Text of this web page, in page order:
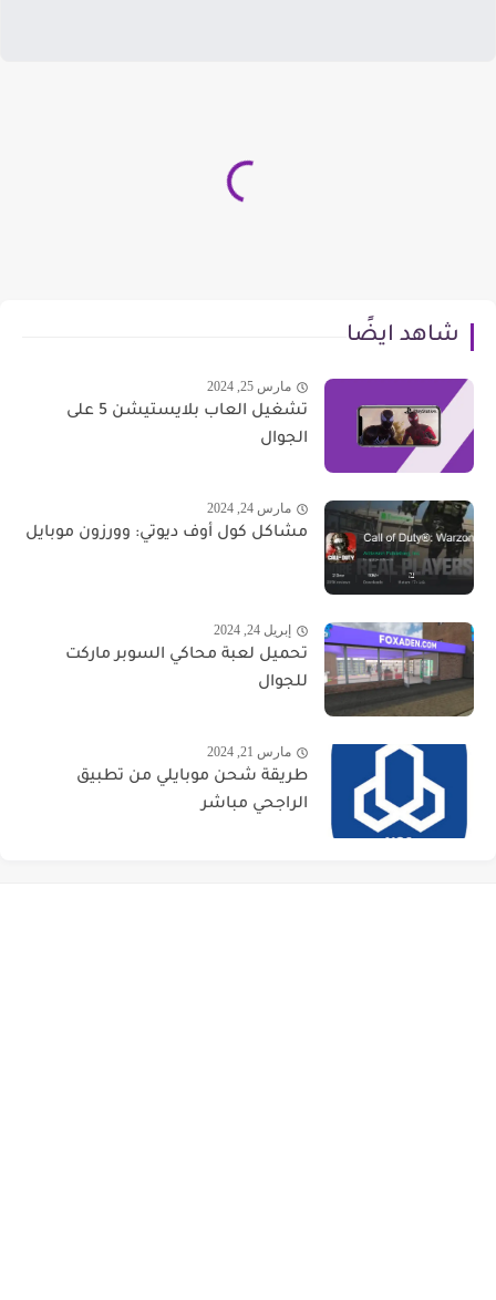
شاهد ايضًا
مارس 25, 2024
تشغيل العاب بلايستيشن 5 على
الجوال
مارس 24, 2024
مشاكل كول أوف ديوتي: وورزون ‏موبايل
إبريل 24, 2024
تحميل لعبة محاكي السوبر ماركت
للجوال
مارس 21, 2024
طريقة شحن موبايلي من تطبيق
الراجحي مباشر